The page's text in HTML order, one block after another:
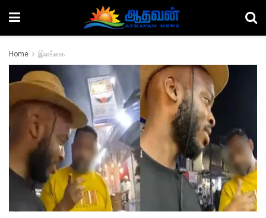
Home இலங்கை